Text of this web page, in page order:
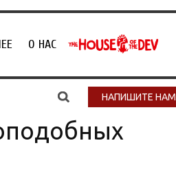
О НАС
НАПИШИТЕ НАМ